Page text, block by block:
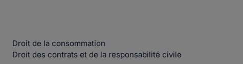
Droit de la consommation
Droit des contrats et de la responsabilité civile